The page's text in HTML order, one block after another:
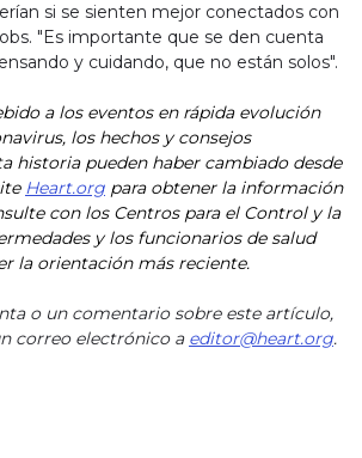
si se sienten mejor conectados con
"Es importante que se den cuenta
y cuidando, que no están solos".
a los eventos en rápida evolución
los hechos y consejos
historia pueden haber cambiado desde
Heart.org para obtener la información
con los Centros para el Control y la
y los funcionarios de salud
la orientación más reciente.
o un comentario sobre este artículo,
correo electrónico a editor@heart.org.